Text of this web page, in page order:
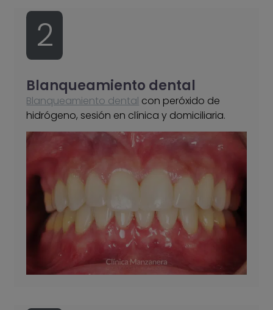
2
Blanqueamiento dental
Blanqueamiento dental con peróxido de
hidrógeno, sesión en clínica y domiciliaria.